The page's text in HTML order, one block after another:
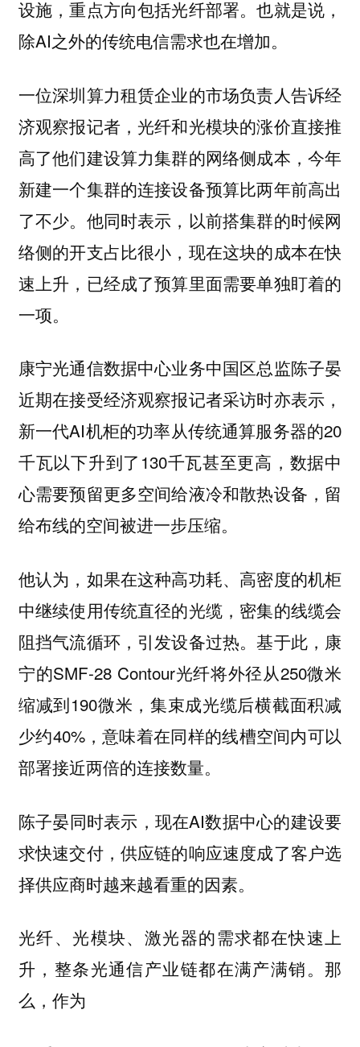
设施，重点方向包括光纤部署。也就是说，
除AI之外的传统电信需求也在增加。
一位深圳算力租赁企业的市场负责人告诉经
济观察报记者，光纤和光模块的涨价直接推
高了他们建设算力集群的网络侧成本，今年
新建一个集群的连接设备预算比两年前高出
了不少。他同时表示，以前搭集群的时候网
络侧的开支占比很小，现在这块的成本在快
速上升，已经成了预算里面需要单独盯着的
一项。
康宁光通信数据中心业务中国区总监陈子晏
近期在接受经济观察报记者采访时亦表示，
新一代AI机柜的功率从传统通算服务器的20
千瓦以下升到了130千瓦甚至更高，数据中
心需要预留更多空间给液冷和散热设备，留
给布线的空间被进一步压缩。
他认为，如果在这种高功耗、高密度的机柜
中继续使用传统直径的光缆，密集的线缆会
阻挡气流循环，引发设备过热。基于此，康
宁的SMF-28 Contour光纤将外径从250微米
缩减到190微米，集束成光缆后横截面积减
少约40%，意味着在同样的线槽空间内可以
部署接近两倍的连接数量。
陈子晏同时表示，现在AI数据中心的建设要
求快速交付，供应链的响应速度成了客户选
择供应商时越来越看重的因素。
光纤、光模块、激光器的需求都在快速上
升，整条光通信产业链都在满产满销。那
么，作为